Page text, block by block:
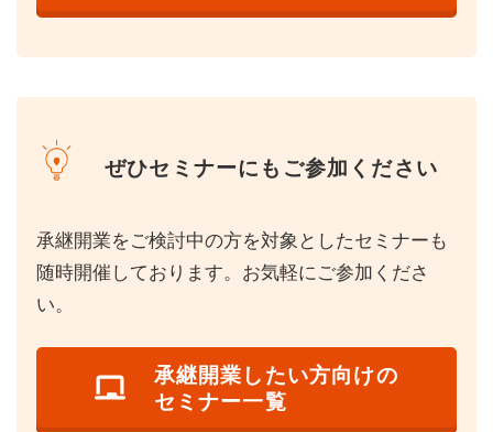
ぜひセミナーにもご参加ください
承継開業をご検討中の方を対象としたセミナーも
随時開催しております。お気軽にご参加くださ
い。
承継開業したい方向けの
セミナー一覧